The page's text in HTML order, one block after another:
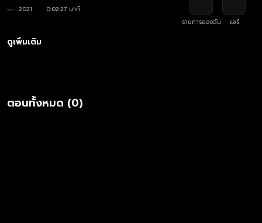
2021
0:02:27 นาที
รายการของฉัน
แชร์
ดูเพิ่มเติม
ตอนทั้งหมด (0)